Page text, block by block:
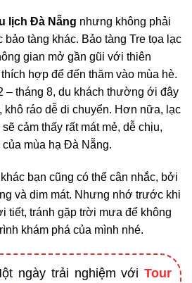
lịch Đà Nẵng nhưng không phải
bảo tàng khác. Bảo tàng Tre tọa lạc
gian mở gần gũi với thiên
hợp để đến thăm vào mùa hè.
– tháng 8, du khách thường ới đây
khô ráo dễ di chuyển. Hơn nữa, lạc
cảm thấy rất mát mẻ, dễ chịu,
mùa hạ Đà Nẵng.
bạn cũng có thể cân nhắc, bởi
và dim mát. Nhưng nhớ trước khi
tiết, tránh gặp trời mưa để không
khám phá của mình nhé.
ngày trải nghiệm vớiTour